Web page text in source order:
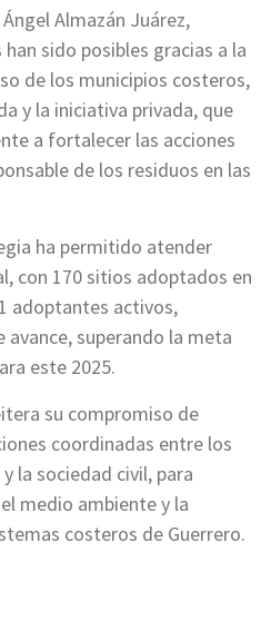
Almazán Juárez,
sido posibles gracias a la
de los municipios costeros,
y la iniciativa privada, que
a fortalecer las acciones
de los residuos en las
ha permitido atender
con 170 sitios adoptados en
adoptantes activos,
avance, superando la meta
este 2025.
su compromiso de
coordinadas entre los
la sociedad civil, para
medio ambiente y la
costeros de Guerrero.